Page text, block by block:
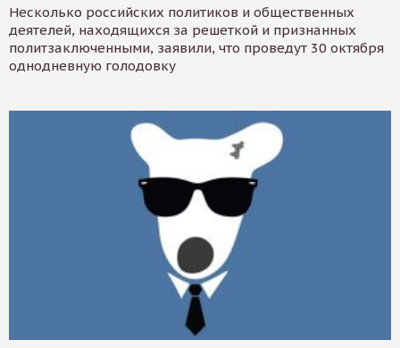
Несколько российских политиков и общественных
деятелей, находящихся за решеткой и признанных
политзаключенными, заявили, что проведут 30 октября
однодневную голодовку